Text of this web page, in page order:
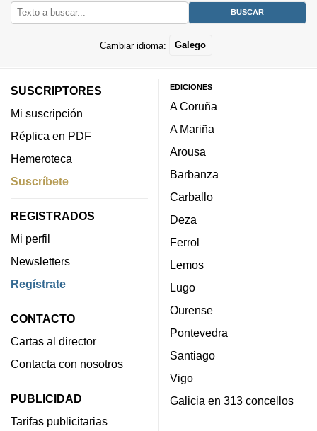
Cambiar idioma: Galego
SUSCRIPTORES
Mi suscripción
Réplica en PDF
Hemeroteca
Suscríbete
REGISTRADOS
Mi perfil
Newsletters
Regístrate
CONTACTO
Cartas al director
Contacta con nosotros
PUBLICIDAD
Tarifas publicitarias
EDICIONES
A Coruña
A Mariña
Arousa
Barbanza
Carballo
Deza
Ferrol
Lemos
Lugo
Ourense
Pontevedra
Santiago
Vigo
Galicia en 313 concellos